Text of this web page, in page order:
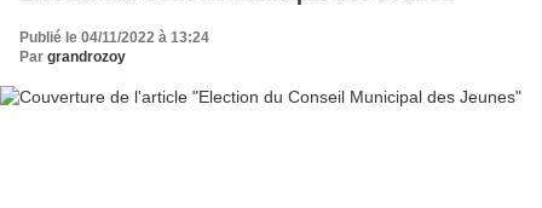
Publié le 04/11/2022 à 13:24
Par grandrozoy